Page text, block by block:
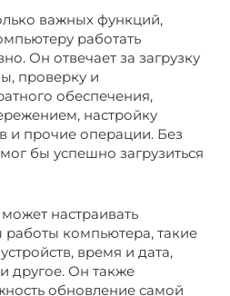
важных функций,
работать
Он отвечает за загрузку
проверку и
обеспечения,
настройку
и прочие операции. Без
бы успешно загрузиться
настраивать
компьютера, такие
время и дата,
другое. Он также
обновление самой